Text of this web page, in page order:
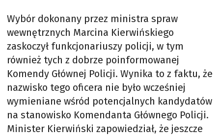
Wybór dokonany przez ministra spraw
wewnętrznych Marcina Kierwińskiego
zaskoczył funkcjonariuszy policji, w tym
również tych z dobrze poinformowanej
Komendy Głównej Policji. Wynika to z faktu, że
nazwisko tego oficera nie było wcześniej
wymieniane wśród potencjalnych kandydatów
na stanowisko Komendanta Głównego Policji.
Minister Kierwiński zapowiedział, że jeszcze